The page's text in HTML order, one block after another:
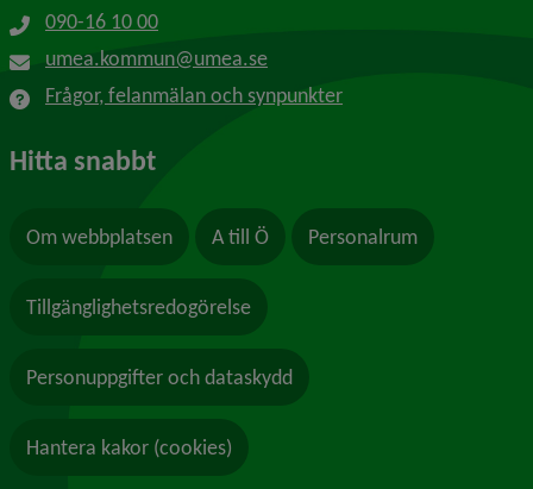
090-16 10 00
umea.kommun@umea.se
Frågor, felanmälan och synpunkter
Hitta snabbt
Om webbplatsen A till Ö Personalrum
Tillgänglighetsredogörelse
Personuppgifter och dataskydd
Hantera kakor (cookies)